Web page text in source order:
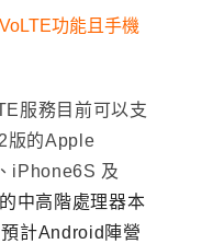
功能且手機
服務目前可以支
版的Apple
、 iPhone6S 及
中高階處理器本
預計Android陣營